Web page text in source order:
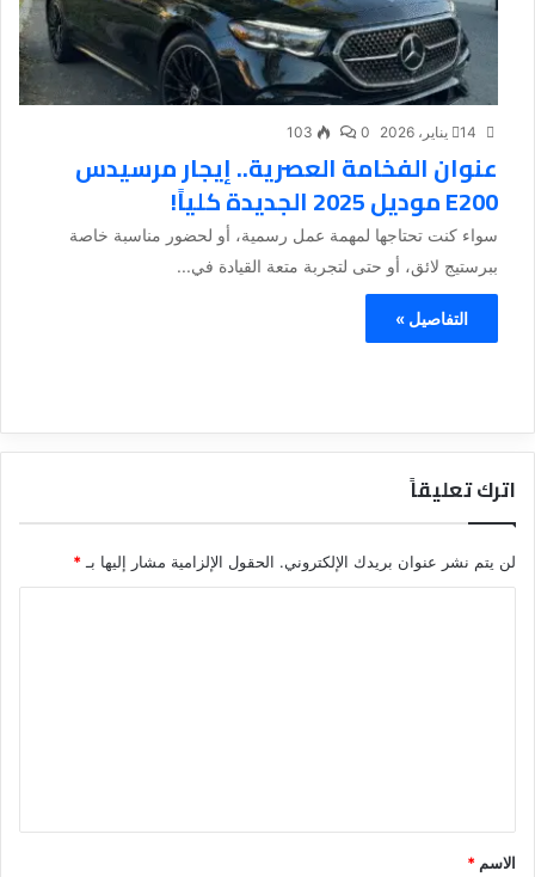
14 يناير، 2026 0
103
عنوان الفخامة العصرية.. إيجار مرسيدس
E200 موديل 2025 الجديدة كلياً!
سواء كنت تحتاجها لمهمة عمل رسمية، أو لحضور مناسبة خاصة
ببرستيج لائق، أو حتى لتجربة متعة القيادة في...
التفاصيل »
اترك تعليقاً
لن يتم نشر عنوان بريدك الإلكتروني. الحقول الإلزامية مشار إليها بـ *
*
الاسم *